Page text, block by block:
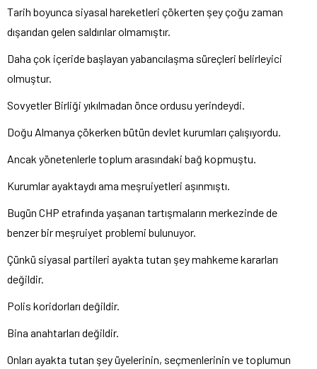
Tarih boyunca siyasal hareketleri çökerten şey çoğu zaman
dışarıdan gelen saldırılar olmamıştır.
Daha çok içeride başlayan yabancılaşma süreçleri belirleyici
olmuştur.
Sovyetler Birliği yıkılmadan önce ordusu yerindeydi.
Doğu Almanya çökerken bütün devlet kurumları çalışıyordu.
Ancak yönetenlerle toplum arasındaki bağ kopmuştu.
Kurumlar ayaktaydı ama meşruiyetleri aşınmıştı.
Bugün CHP etrafında yaşanan tartışmaların merkezinde de
benzer bir meşruiyet problemi bulunuyor.
Çünkü siyasal partileri ayakta tutan şey mahkeme kararları
değildir.
Polis koridorları değildir.
Bina anahtarları değildir.
Onları ayakta tutan şey üyelerinin, seçmenlerinin ve toplumun